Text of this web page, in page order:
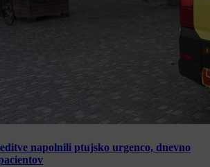
napolnili ptujsko urgenco, dnevno